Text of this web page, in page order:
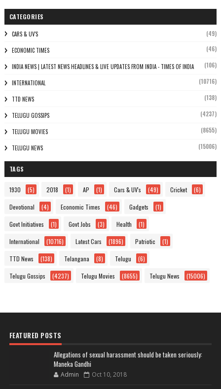
CATEGORIES
CARS & UV'S (49)
ECONOMIC TIMES (46)
INDIA NEWS | LATEST NEWS HEADLINES & LIVE UPDATES FROM INDIA - TIMES OF INDIA (106)
INTERNATIONAL (10716)
TTD NEWS (138)
TELUGU GOSSIPS (4237)
TELUGU MOVIES (8655)
TELUGU NEWS (15006)
TAGS
1930 (5) 2018 (1) AP (1) Cars & UV's (49) Cricket (6)
Devotional (4) Economic Times (46) Gadgets (1)
Govt Initiatives (1) Govt Jobs (3) Health (1)
International (10716) Latest Cars (1896) Patriotic (1)
TTD News (138) Telangana (8) Telugu (6)
Telugu Gossips (4237) Telugu Movies (8655) Telugu News (15006)
FEATURED POSTS
Allegations of sexual harassment should be taken seriously:
Maneka Gandhi
Admin Oct 10, 2018